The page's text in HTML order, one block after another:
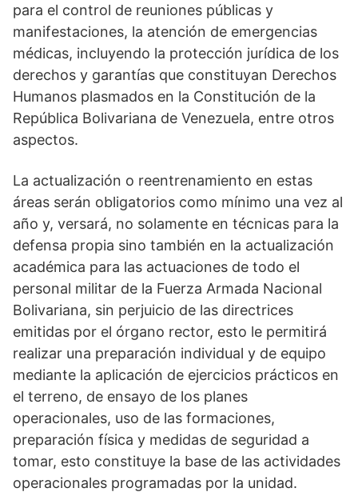
para el control de reuniones públicas y
manifestaciones, la atención de emergencias
médicas, incluyendo la protección jurídica de los
derechos y garantías que constituyan Derechos
Humanos plasmados en la Constitución de la
República Bolivariana de Venezuela, entre otros
aspectos.
La actualización o reentrenamiento en estas
áreas serán obligatorios como mínimo una vez al
año y, versará, no solamente en técnicas para la
defensa propia sino también en la actualización
académica para las actuaciones de todo el
personal militar de la Fuerza Armada Nacional
Bolivariana, sin perjuicio de las directrices
emitidas por el órgano rector, esto le permitirá
realizar una preparación individual y de equipo
mediante la aplicación de ejercicios prácticos en
el terreno, de ensayo de los planes
operacionales, uso de las formaciones,
preparación física y medidas de seguridad a
tomar, esto constituye la base de las actividades
operacionales programadas por la unidad.